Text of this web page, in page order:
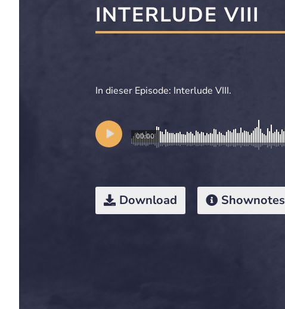
INTERLUDE VIII
In dieser Episode: Interlude VIII.
00:00
Download Shownotes